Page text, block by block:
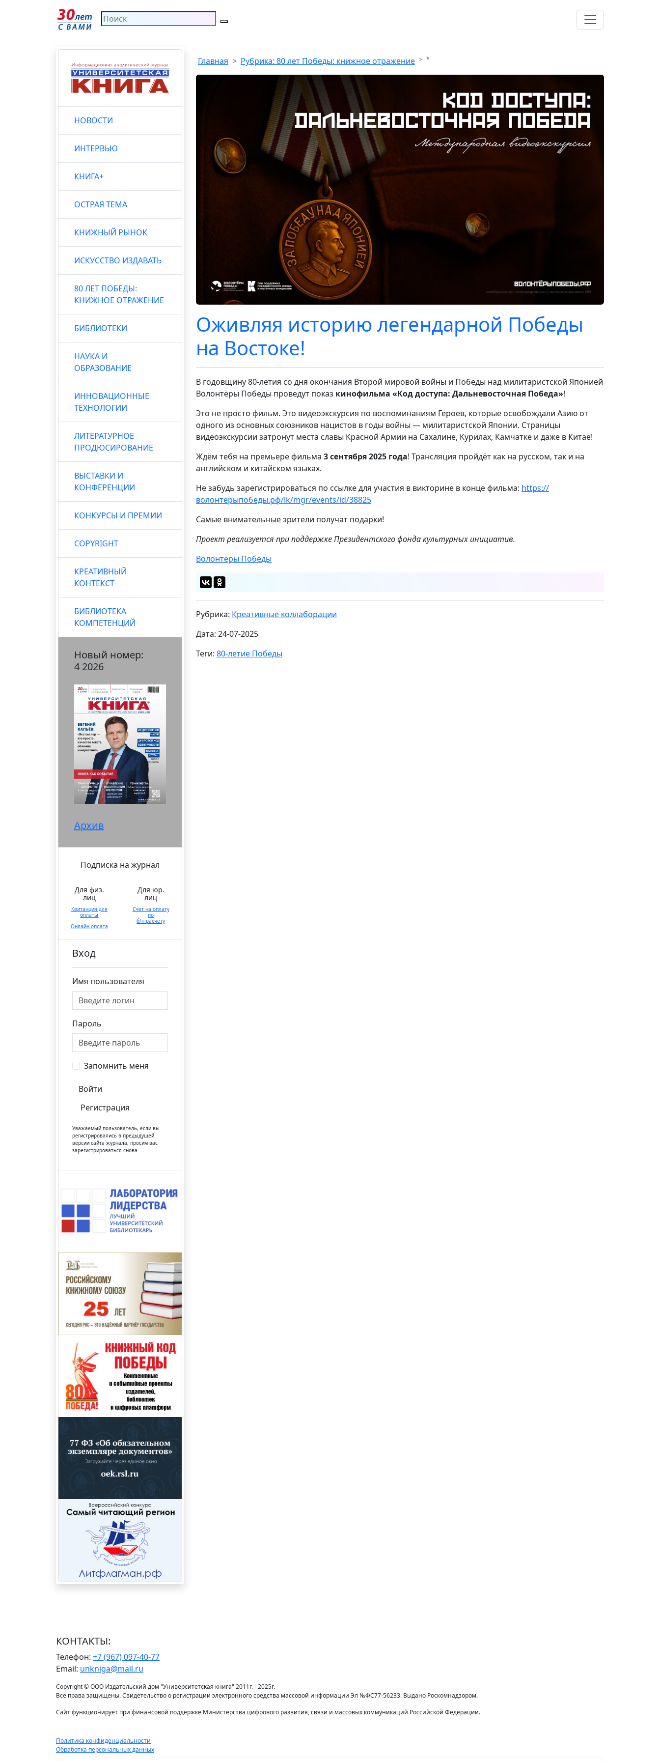
НОВОСТИ
ИНТЕРВЬЮ
КНИГА+
ОСТРАЯ ТЕМА
КНИЖНЫЙ РЫНОК
ИСКУССТВО ИЗДАВАТЬ
80 ЛЕТ ПОБЕДЫ:
КНИЖНОЕ ОТРАЖЕНИЕ
БИБЛИОТЕКИ
НАУКА И
ОБРАЗОВАНИЕ
ИННОВАЦИОННЫЕ
ТЕХНОЛОГИИ
ЛИТЕРАТУРНОЕ
ПРОДЮСИРОВАНИЕ
ВЫСТАВКИ И
КОНФЕРЕНЦИИ
КОНКУРСЫ И ПРЕМИИ
COPYRIGHT
КРЕАТИВНЫЙ
КОНТЕКСТ
БИБЛИОТЕКА
КОМПЕТЕНЦИЙ
Новый номер:
4 2026
Архив
Подписка на журнал
Для физ.
лиц
Квитанция для
оплаты
Онлайн оплата
Для юр.
лиц
Счет на оплату
по
б/н расчету
Вход
Имя пользователя
Пароль
Запомнить меня
Войти
Регистрация
Уважаемый пользователь, если вы
регистрировались в предыдущей
версии сайта журнала, просим вас
зарегистрироваться снова.
Главная Рубрика: 80 лет Победы: книжное отражение *
Оживляя историю легендарной Победы
на Востоке!
В годовщину 80-летия со дня окончания Второй мировой войны и Победы над милитаристской Японией
Волонтёры Победы проведут показ кинофильма «Код доступа: Дальневосточная Победа»!
Это не просто фильм. Это видеоэкскурсия по воспоминаниям Героев, которые освобождали Азию от
одного из основных союзников нацистов в годы войны — милитаристской Японии. Страницы
видеоэкскурсии затронут места славы Красной Армии на Сахалине, Курилах, Камчатке и даже в Китае!
Ждём тебя на премьере фильма 3 сентября 2025 года! Трансляция пройдёт как на русском, так и на
английском и китайском языках.
Не забудь зарегистрироваться по ссылке для участия в викторине в конце фильма: https://
волонтёрыпобеды.рф/lk/mgr/events/id/38825
Самые внимательные зрители получат подарки!
Проект реализуется при поддержке Президентского фонда культурных инициатив.
Волонтёры Победы
Рубрика: Креативные коллаборации
Дата: 24-07-2025
Теги: 80-летие Победы
КОНТАКТЫ:
Телефон: +7 (967) 097-40-77
Email: unkniga@mail.ru
Copyright © ООО Издательский дом "Университетская книга" 2011г. - 2025г.
Все права защищены. Свидетельство о регистрации электронного средства массовой информации Эл №ФС77-56233. Выдано Роскомнадзором.
Сайт функционирует при финансовой поддержке Министерства цифрового развития, связи и массовых коммуникаций Российской Федерации.
Политика конфиденциальности
Обработка персональных данных